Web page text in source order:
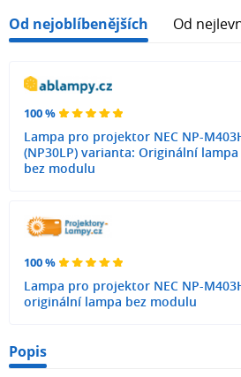
Od nejoblíbenějších Od
100 %
Lampa pro projektor NEC NP-
(NP30LP) varianta: Originální lampa
bez modulu
100 %
Lampa pro projektor NEC NP-
originální lampa bez modulu
Popis